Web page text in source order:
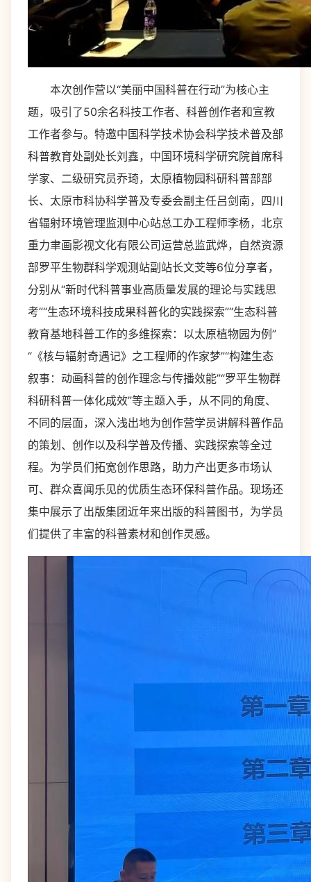
本次创作营以“美丽中国科普在行动”为核心主
题，吸引了50余名科技工作者、科普创作者和宣教
工作者参与。特邀中国科学技术协会科学技术普及部
科普教育处副处长刘鑫，中国环境科学研究院首席科
学家、二级研究员乔琦，太原植物园科研科普部部
长、太原市科协科学普及专委会副主任吕剑南，四川
省辐射环境管理监测中心站总工办工程师李杨，北京
重力聿画影视文化有限公司运营总监武烨，自然资源
部罗平生物群科学观测站副站长文芠等6位分享者，
分别从“新时代科普事业高质量发展的理论与实践思
考”“生态环境科技成果科普化的实践探索”“生态科普
教育基地科普工作的多维探索：以太原植物园为例”
“《核与辐射奇遇记》之工程师的作家梦”“构建生态
叙事：动画科普的创作理念与传播效能”“罗平生物群
科研科普一体化成效”等主题入手，从不同的角度、
不同的层面，深入浅出地为创作营学员讲解科普作品
的策划、创作以及科学普及传播、实践探索等全过
程。为学员们拓宽创作思路，助力产出更多市场认
可、群众喜闻乐见的优质生态环保科普作品。现场还
集中展示了出版集团近年来出版的科普图书，为学员
们提供了丰富的科普素材和创作灵感。